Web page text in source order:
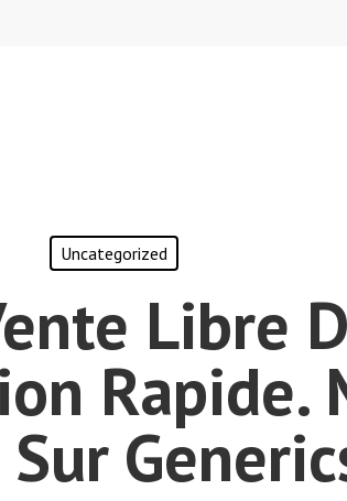
Uncategorized
Libre
Rapide.